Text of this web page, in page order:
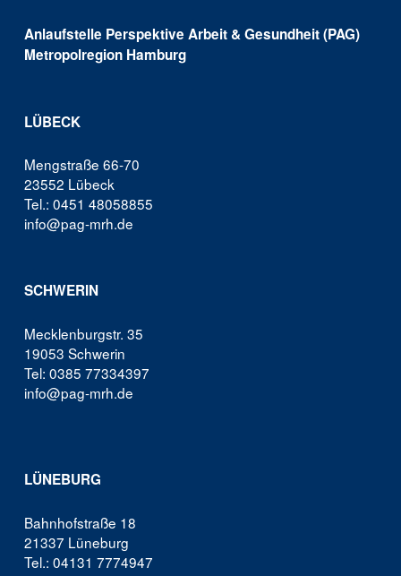
Anlaufstelle Perspektive Arbeit & Gesundheit (PAG)
Metropolregion Hamburg
LÜBECK
Mengstraße 66-70
23552 Lübeck
Tel.: 0451 48058855
info@pag-mrh.de
SCHWERIN
Mecklenburgstr. 35
19053 Schwerin
Tel: 0385 77334397
info@pag-mrh.de
LÜNEBURG
Bahnhofstraße 18
21337 Lüneburg
Tel.: 04131 7774947